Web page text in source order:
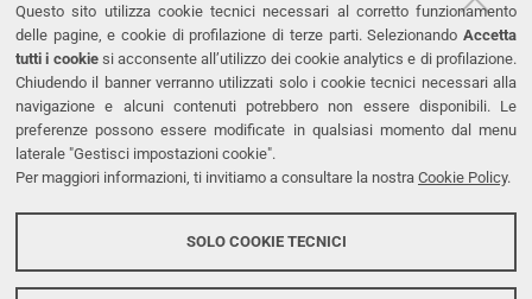
Questo sito utilizza cookie tecnici necessari al corretto funzionamento
delle pagine, e cookie di profilazione di terze parti. Selezionando Accetta
tutti i cookiesi acconsente all’utilizzo dei cookie analytics e di profilazione.
Chiudendo il banner verranno utilizzati solo i cookie tecnici necessari alla
navigazione e alcuni contenuti potrebbero non essere disponibili. Le
preferenze possono essere modificate in qualsiasi momento dal menu
laterale "Gestisci impostazioni cookie".
Per maggiori informazioni, ti invitiamo a consultare la nostra Cookie Policy.
SOLO COOKIE TECNICI
Tel. +39 0532 293111
Fax. +39 0532 293031
PEC
LINKS
Dichiarazione di accessibilità
Protezione dati personali